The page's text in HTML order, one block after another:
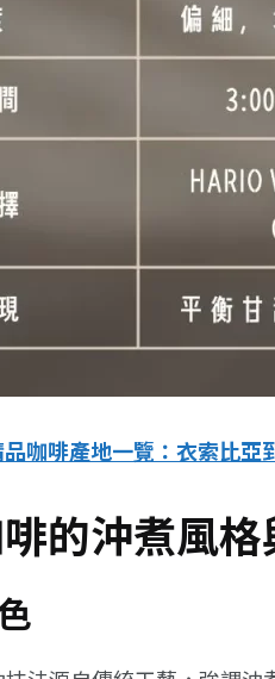
咖啡產地一覽：衣索比亞
的沖煮風